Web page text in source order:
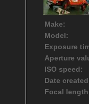
Make:
Model:
Exposure
Aperture
ISO speed:
Date
Focal